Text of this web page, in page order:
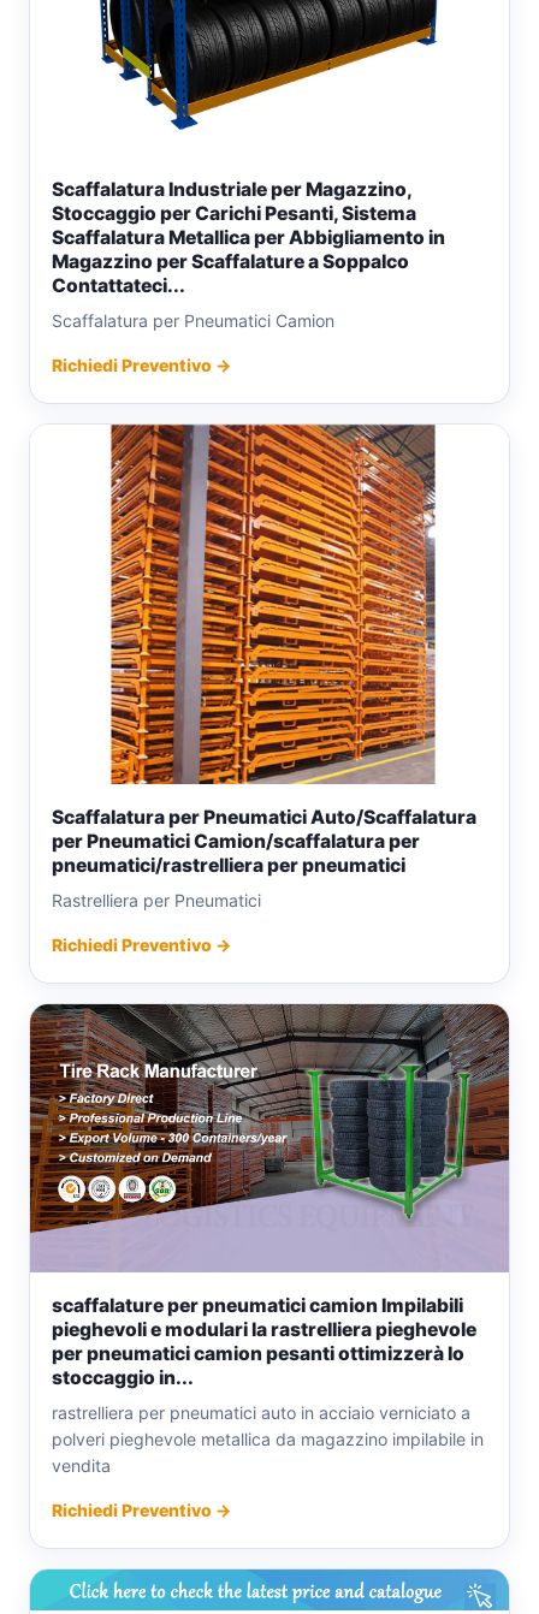
Scaffalatura Industriale per Magazzino,
Stoccaggio per Carichi Pesanti, Sistema
Scaffalatura Metallica per Abbigliamento in
Magazzino per Scaffalature a Soppalco
Contattateci...
Scaffalatura per Pneumatici Camion
Richiedi Preventivo →
Scaffalatura per Pneumatici Auto/Scaffalatura
per Pneumatici Camion/scaffalatura per
pneumatici/rastrelliera per pneumatici
Rastrelliera per Pneumatici
Richiedi Preventivo →
scaffalature per pneumatici camion Impilabili
pieghevoli e modulari la rastrelliera pieghevole
per pneumatici camion pesanti ottimizzerà lo
stoccaggio in...
rastrelliera per pneumatici auto in acciaio verniciato a
polveri pieghevole metallica da magazzino impilabile in
vendita
Richiedi Preventivo →